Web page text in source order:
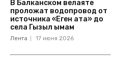
В Балканском велаяте
проложат водопровод от
источника «Еген ата» до
села Гызыл ымам
Лента 17 июня 2026